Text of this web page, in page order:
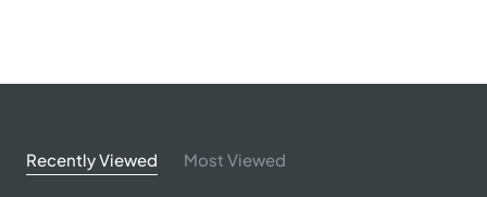
Recently Viewed Most Viewed